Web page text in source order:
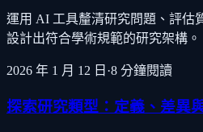
運用 AI 工具釐清研究問題、評估
設計出符合學術規範的研究架構。
2026 年 1 月 12 日 ·8 分鐘閱讀
探索研究類型：定義、差異